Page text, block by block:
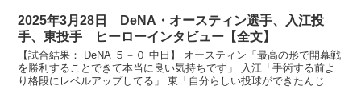
2025年3月28日 DeNA・オースティン選手、入江投
手、東投手 ヒーローインタビュー【全文】
【試合結果： DeNA ５－０ 中日】 オースティン「最高の形で開幕戦
を勝利することできて本当に良い気持ちです」 入江「手術する前よ
り格段にレベルアップしてる」 東「自分らしい投球ができたんじゃ